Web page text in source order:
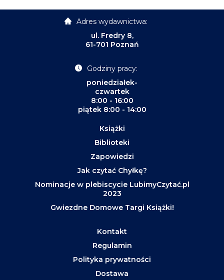
Adres wydawnictwa:
ul. Fredry 8,
61-701 Poznań
Godziny pracy:
poniedziałek-
czwartek
8:00 - 16:00
piątek 8:00 - 14:00
Książki
Biblioteki
Zapowiedzi
Jak czytać Chyłkę?
Nominacje w plebiscycie LubimyCzytać.pl
2023
Gwiezdne Domowe Targi Książki!
Kontakt
Regulamin
Polityka prywatności
Dostawa